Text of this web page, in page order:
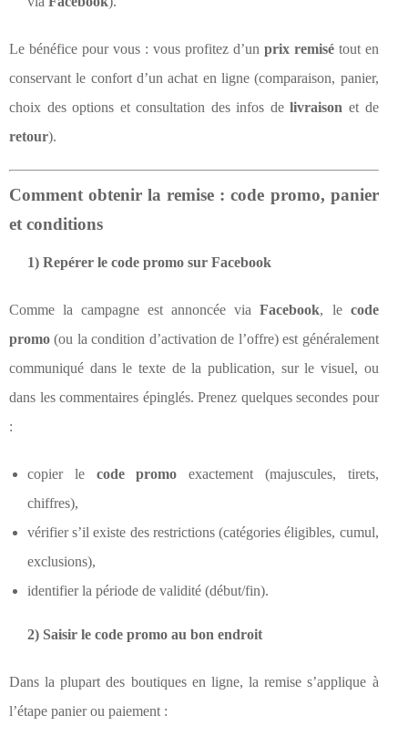
Le bénéfice pour vous : vous profitez d’un prix remisétout en
conservant le confort d’un achat en ligne (comparaison, panier,
choix des options et consultation des infos delivraison et de
retour).
Comment obtenir la remise : code promo, panier
et conditions
1) Repérer le code promo sur Facebook
Comme la campagne est annoncée viaFacebook, le code
promo (ou la condition d’activation de l’offre) est généralement
communiqué dans le texte de la publication, sur le visuel, ou
dans les commentaires épinglés. Prenez quelques secondes pour
:
copier le code promo exactement (majuscules, tirets,
chiffres),
vérifier s’il existe des restrictions (catégories éligibles, cumul,
exclusions),
identifier la période de validité (début/fin).
2) Saisir le code promo au bon endroit
Dans la plupart des boutiques en ligne, la remise s’applique à
l’étape panier ou paiement :